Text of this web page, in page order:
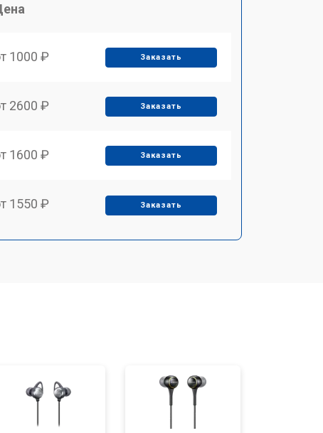
1000 ₽ Заказать
2600 ₽ Заказать
1600 ₽ Заказать
1550 ₽ Заказать